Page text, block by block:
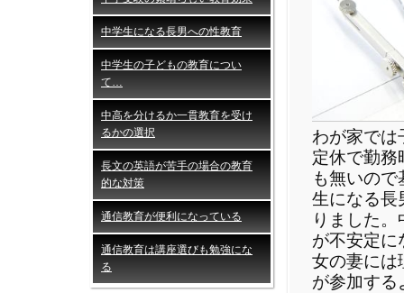
中学生になる長男への性教育
中学生の子どもの教育につい
て…
中高を分けるか一貫教育を受け
るかの選択
長文の英語が苦手の場合の教育
的な対策
通信教育が便利になっている
通信教育は講座選びも勉強にな
る
わが家では
定休で勤務
も無いの
生になる長
りました
が不安定に
女の妻には
が参加する